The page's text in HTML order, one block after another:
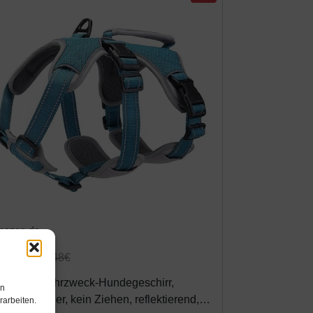
25,48€
Mehrzweck-Hundegeschirr,
kein Ziehen, reflektierend,